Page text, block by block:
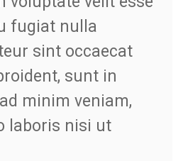
fugiat nulla
sint occaecat
sunt in
minim veniam,
laboris nisi ut